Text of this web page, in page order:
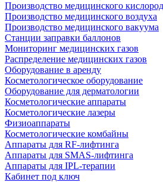
Производство медицинского
Производство медицинского воздуха
Производство медицинского вакуума
Станции заправки баллонов
Мониторинг медицинских газов
Распределение медицинских газов
Оборудование в аренду
Косметологическое оборудование
Оборудование для дерматологии
Косметологические аппараты
Косметологические лазеры
Физиоаппараты
Косметологические комбайны
Аппараты для RF-лифтинга
Аппараты для SMAS-лифтинга
Аппараты для IPL-терапии
Кабинет под ключ